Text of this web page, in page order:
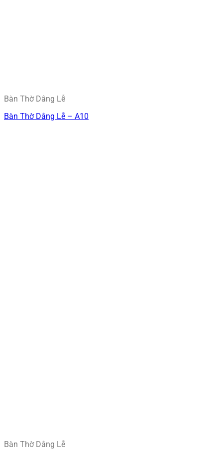
Bàn Thờ Dâng Lễ
Bàn Thờ Dâng Lễ – A10
Bàn Thờ Dâng Lễ